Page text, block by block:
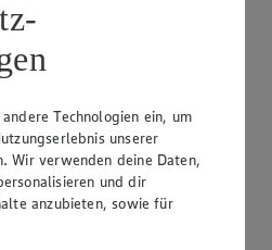
Ulf-U. Plath
(Vorstandsmitglied), Marc
GmbH
Oeynhausen
Technologien ein, um
unserer
Wir verwenden deine Daten,
und dir
anzubieten, sowie für